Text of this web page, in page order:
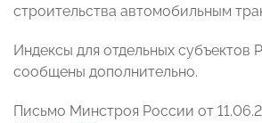
строительства автомобильным
Индексы для отдельных субъектов
сообщены дополнительно.
Письмо Минстроя России от